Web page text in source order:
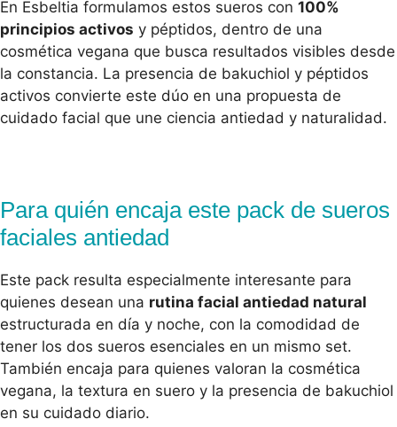
En Esbeltia formulamos estos sueros con 100%
principios activos y péptidos, dentro de una
cosmética vegana que busca resultados visibles desde
la constancia. La presencia de bakuchiol y péptidos
activos convierte este dúo en una propuesta de
cuidado facial que une ciencia antiedad y naturalidad.
Para quién encaja este pack de sueros
faciales antiedad
Este pack resulta especialmente interesante para
quienes desean una rutina facial antiedad natural
estructurada en día y noche, con la comodidad de
tener los dos sueros esenciales en un mismo set.
También encaja para quienes valoran la cosmética
vegana, la textura en suero y la presencia de bakuchiol
en su cuidado diario.